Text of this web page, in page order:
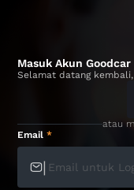
Masuk Akun Goodcar
Selamat datang
atau
Email*
|